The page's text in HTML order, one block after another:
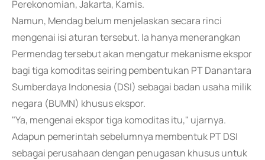
Perekonomian, Jakarta, Kamis.
Namun, Mendag belum menjelaskan secara rinci
mengenai isi aturan tersebut. Ia hanya menerangkan
Permendag tersebut akan mengatur mekanisme ekspor
bagi tiga komoditas seiring pembentukan PT Danantara
Sumberdaya Indonesia (DSI) sebagai badan usaha milik
negara (BUMN) khusus ekspor.
"Ya, mengenai ekspor tiga komoditas itu," ujarnya.
Adapun pemerintah sebelumnya membentuk PT DSI
sebagai perusahaan dengan penugasan khusus untuk